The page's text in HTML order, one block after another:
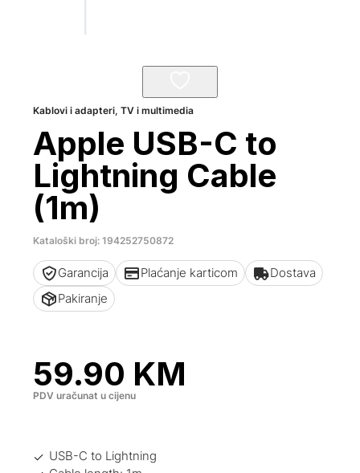
Kablovi i adapteri,TV i multimedia
Apple USB-C to
Lightning Cable
(1m)
Kataloški broj: 194252750872
Garancija Plaćanje karticom
Dostava
Pakiranje
59.90 KM
PDV uračunat u cijenu
USB-C to Lightning